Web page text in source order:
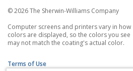
© 2026 The Sherwin-Williams Company
Computer screens and printers vary in how
colors are displayed, so the colors you see
may not match the coating's actual color.
Terms of Use